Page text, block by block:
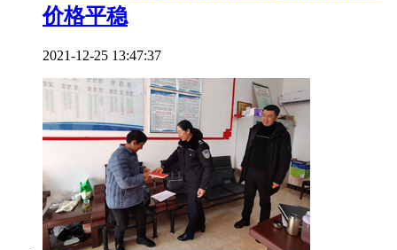
价格平稳
2021-12-25 13:47:37